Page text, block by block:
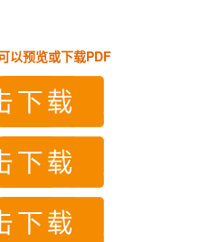
以预览或下载PDF